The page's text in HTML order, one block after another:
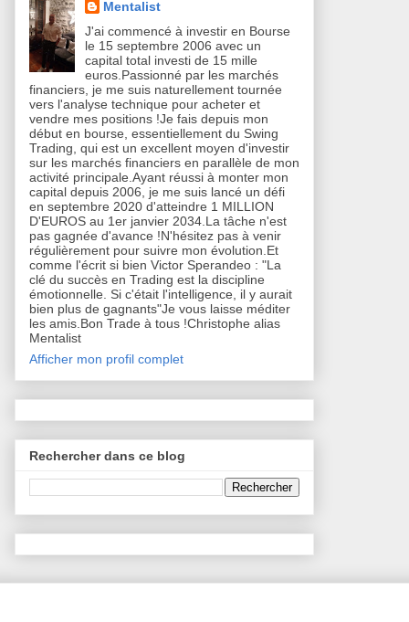
Mentalist
J'ai commencé à investir en Bourse
le 15 septembre 2006 avec un
capital total investi de 15 mille
euros.Passionné par les marchés
financiers, je me suis naturellement tournée
vers l'analyse technique pour acheter et
vendre mes positions !Je fais depuis mon
début en bourse, essentiellement du Swing
Trading, qui est un excellent moyen d'investir
sur les marchés financiers en parallèle de mon
activité principale.Ayant réussi à monter mon
capital depuis 2006, je me suis lancé un défi
en septembre 2020 d'atteindre 1 MILLION
D'EUROS au 1er janvier 2034.La tâche n'est
pas gagnée d'avance !N'hésitez pas à venir
régulièrement pour suivre mon évolution.Et
comme l'écrit si bien Victor Sperandeo : "La
clé du succès en Trading est la discipline
émotionnelle. Si c'était l'intelligence, il y aurait
bien plus de gagnants"Je vous laisse méditer
les amis.Bon Trade à tous !Christophe alias
Mentalist
Afficher mon profil complet
Rechercher dans ce blog